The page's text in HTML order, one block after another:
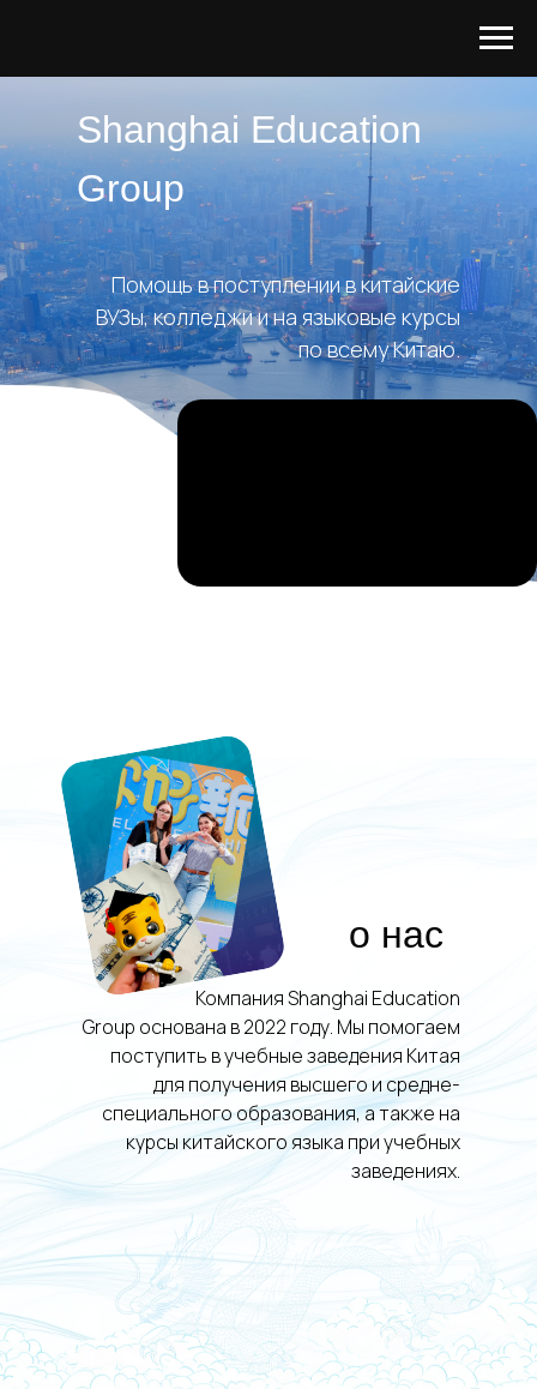
Shanghai Education
Group
Помощь в поступлении в китайские
ВУЗы, колледжи и на языковые курсы
по всему Китаю.
о нас
Компания Shanghai Education
Group основана в 2022 году. Мы помогаем
поступить в учебные заведения Китая
для получения высшего и средне-
специального образования, а также на
курсы китайского языка при учебных
заведениях.